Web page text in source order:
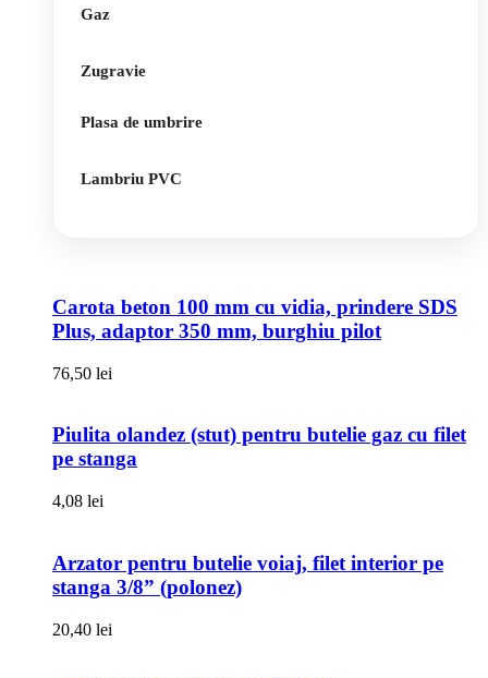
Gaz
Zugravie
Plasa de umbrire
Lambriu PVC
Carota beton 100 mm cu vidia, prindere SDS
Plus, adaptor 350 mm, burghiu pilot
76,50 lei
Piulita olandez (stut) pentru butelie gaz cu filet
pe stanga
4,08 lei
Arzator pentru butelie voiaj, filet interior pe
stanga 3/8” (polonez)
20,40 lei